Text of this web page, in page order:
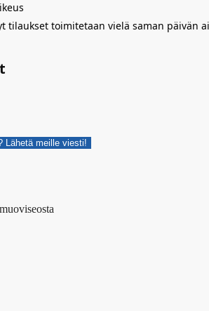
tilaukset toimitetaan vielä saman päivän
Lähetä meille viesti!